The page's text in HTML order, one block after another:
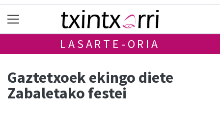
LASARTE-ORIA
Gaztetxoek ekingo diete
Zabaletako festei